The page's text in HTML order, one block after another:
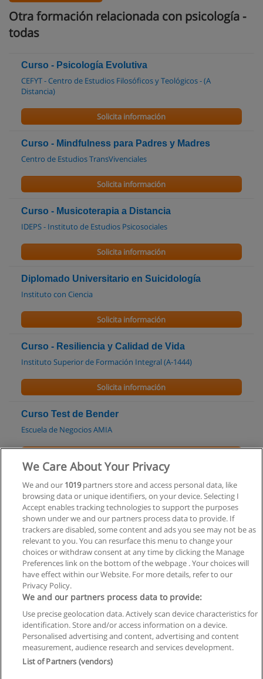
Otra formación relacionada con psicología -
todas
Curso - Psicología Evolutiva
CEFYT - Centro de Estudios Filosóficos y Teológicos - (A
Distancia)
Solicita información
Curso - Mindfulness para Padres y Madres
Centro de Estudios TransVivenciales
Solicita información
Curso - Musicoterapia a Distancia
IDEPS - Instituto de Estudios Psicosociales
Solicita información
Diplomado Universitario en Suicidología
Instituto con Ciencia
Solicita información
Curso - Resiliencia y Calidad de Vida
Instituto Superior de Formación Integral (A-1444)
Solicita información
Curso Test de Bender
Escuela de Negocios AMIA
Curso - PsicoTarot
Centro de Estudios TransVivenciales
Solicita información
Privacidad de datos
Contactar con Educaedu
Copyright © Educaedu Business S.L. - CIF : B-95610580: -
We Care About Your Privacy
We and our 1019partners store and access personal data, like
browsing data or unique identifiers, on your device. Selecting I
Accept enables tracking technologies to support the purposes
shown under we and our partners process data to provide. If
trackers are disabled, some content and ads you see may not be as
relevant to you. You can resurface this menu to change your
choices or withdraw consent at any time by clicking the Manage
Preferences link on the bottom of the webpage . Your choices will
have effect within our Website. For more details, refer to our
Privacy Policy.
We and our partners process data to provide:
Use precise geolocation data. Actively scan device characteristics for
identification. Store and/or access information on a device.
Personalised advertising and content, advertising and content
measurement, audience research and services development.
List of Partners (vendors)